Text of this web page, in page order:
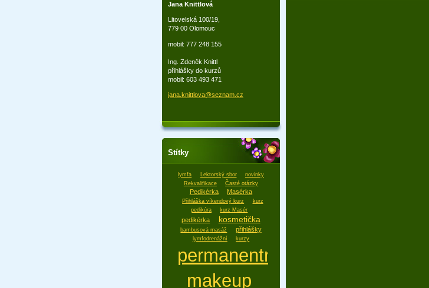
Jana Knittlová
Litovelská 100/19,
779 00 Olomouc
mobil: 777 248 155
Ing. Zdeněk Knittl
přihlášky do kurzů
mobil: 603 493 471
jana.knittlova@seznam.cz
Štítky
lymfa Lektorský sbor
novinky
Rekvalifikace
Časté otázky
Pedikérka Masérka
Přihláška víkendový kurz
kurz
pedikúra
kurz Masér
pedikérka kosmetička
bambusová masáž přihlášky
lymfodrenážní kurzy
permanentní
makeup